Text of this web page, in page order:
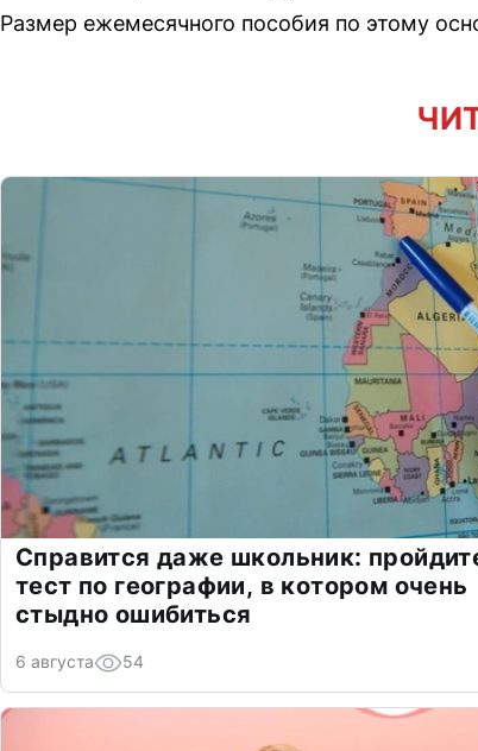
Размер ежемесячного пособия по этому
Справится даже школьник:
тест по географии, в котором очень
стыдно ошибиться
6 августа 54